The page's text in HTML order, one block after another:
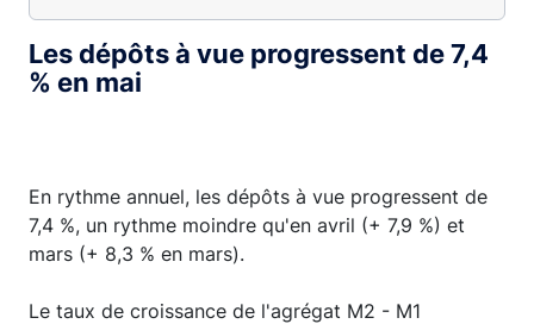
Les dépôts à vue progressent de 7,4
% en mai
En rythme annuel, les dépôts à vue progressent de
7,4 %, un rythme moindre qu'en avril (+ 7,9 %) et
mars (+ 8,3 % en mars).
Le taux de croissance de l'agrégat M2 - M1